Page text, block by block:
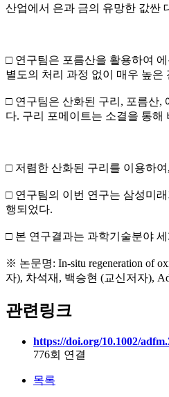
산업에서 은과 금의 유망한 값싼
□ 연구팀은 포름산을 활용하여
별도의 처리 과정 없이 매우 높
□ 연구팀은 산화된 구리, 포름산,
다. 구리 포메이트는 소결을 통
□ 저렴한 산화된 구리를 이용하
□ 연구팀의 이번 연구는 삼성미
행되었다.
□ 본 연구결과는 과학기술분야 세
※ 논문명: In-situ regeneration of
자), 차석재, 백승현 (교신저자),
관련링크
https://doi.org/10.1002/
776회 연결
목록